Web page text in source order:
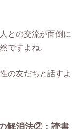
との交流が面倒に
ですよね。
の友だちと話すよ
解消法②：読書